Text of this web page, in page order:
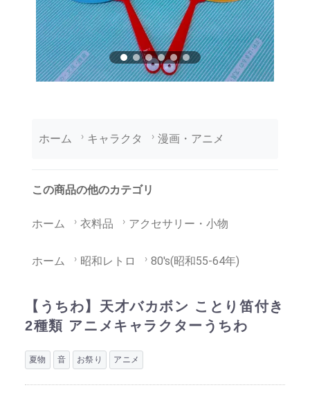
ホーム キャラクタ 漫画・アニメ
この商品の他のカテゴリ
ホーム 衣料品 アクセサリー・小物
ホーム 昭和レトロ 80's(昭和55-64年)
【うちわ】天才バカボン ことり笛付き
2種類 アニメキャラクターうちわ
夏物 音 お祭り アニメ